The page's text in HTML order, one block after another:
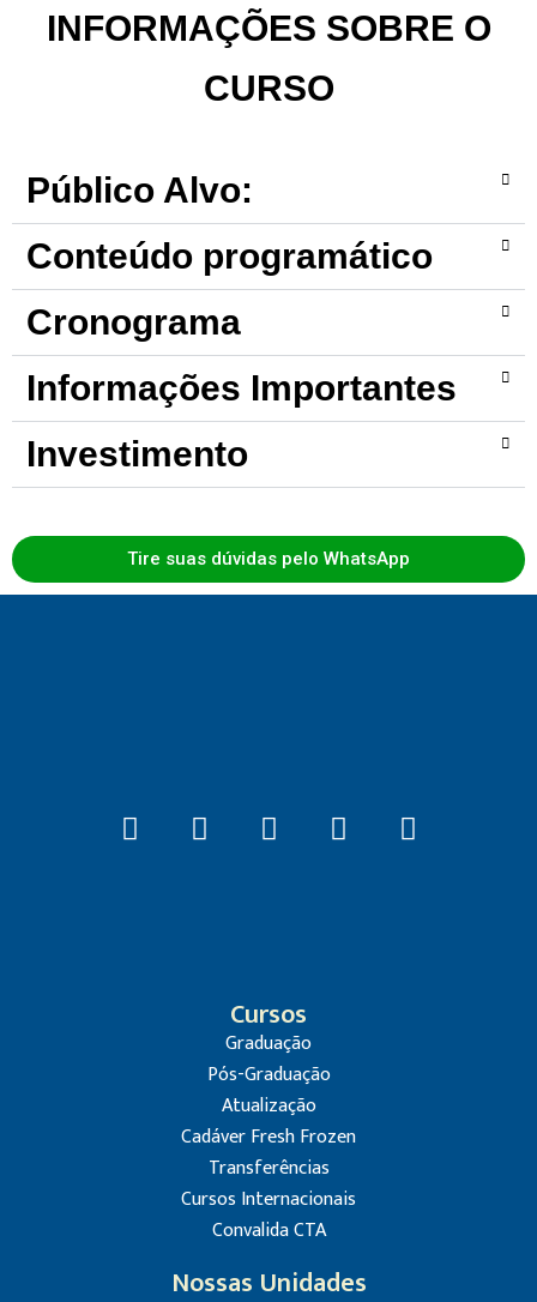
INFORMAÇÕES SOBRE O
CURSO
Público Alvo:
Conteúdo programático
Cronograma
Informações Importantes
Investimento
Tire suas dúvidas pelo WhatsApp
Cursos
Graduação
Pós-Graduação
Atualização
Cadáver Fresh Frozen
Transferências
Cursos Internacionais
Convalida CTA
Nossas Unidades